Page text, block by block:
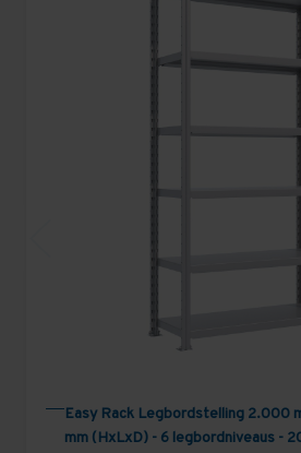
Easy Rack Legbordstelling 2.000
mm (HxLxD) - 6 legbordniveaus -